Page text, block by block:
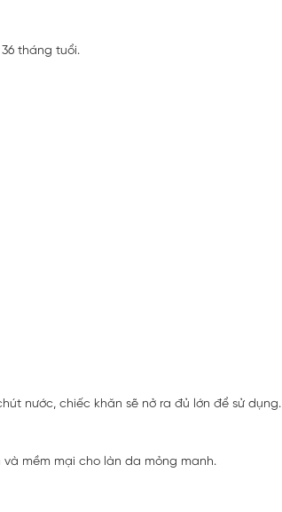
tháng tuổi.
nước, chiếc khăn sẽ nở ra đủ lớn để sử dụng.
mềm mại cho làn da mỏng manh.